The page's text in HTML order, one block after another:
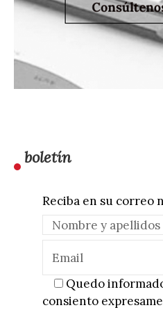
boletín
Reciba en su correo
Quedo
consiento